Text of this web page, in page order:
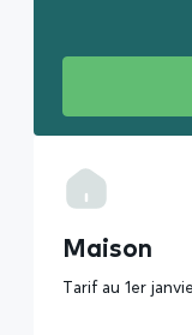
Maison
Tarif au 1er